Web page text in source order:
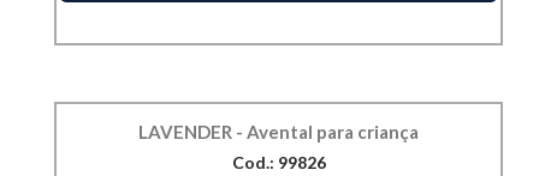
LAVENDER - Avental para criança
Cod.: 99826